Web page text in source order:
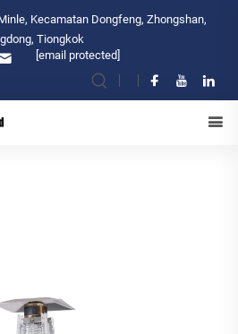
Kecamatan Dongfeng, Zhongshan,
Tiongkok
[email protected]